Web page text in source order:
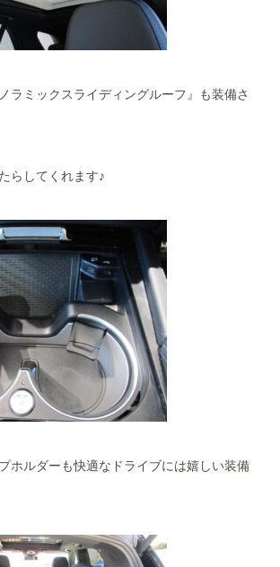
ラミックスライディングルーフ』も装備さ
らしてくれます♪
ホルダーも快適なドライブには嬉しい装備